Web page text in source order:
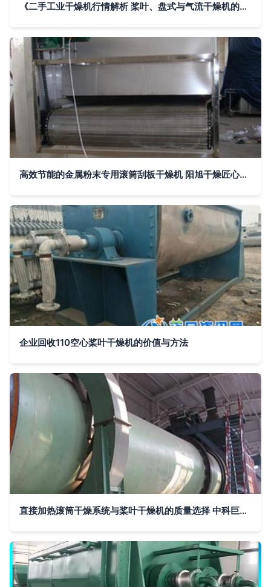
《二手工业干燥机行情解析 桨叶、盘式与气流干燥机的实用指南》
高效节能的金属粉末专用滚筒刮板干燥机 阳旭干燥匠心供应
企业回收110空心桨叶干燥机的价值与方法
直接加热滚筒干燥系统与桨叶干燥机的质量选择 中科巨能的差异化优势